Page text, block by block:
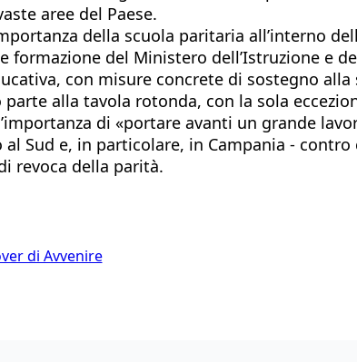
aree del Paese.
della scuola paritaria all’interno
del Ministero dell’Istruzione e
con misure concrete di sostegno
alla tavola rotonda, con la sola
di «portare avanti un grande
Sud e, in particolare, in Campania -
revoca della parità.
di Avvenire